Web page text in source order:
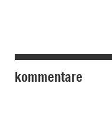
kommentare